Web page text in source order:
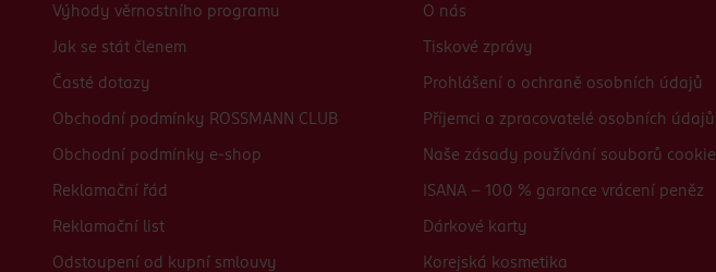
Výhody věrnostního programu
Jak se stát členem
Časté dotazy
Obchodní podmínky ROSSMANN CLUB
Obchodní podmínky e-shop
Reklamační řád
Reklamační list
Odstoupení od kupní smlouvy
O nás
Tiskové zprávy
Prohlášení o ochraně osobních údajů
Příjemci a zpracovatelé osobních údajů
Naše zásady používání souborů cookie
ISANA - 100 % garance vrácení peněz
Dárkové karty
Korejská kosmetika